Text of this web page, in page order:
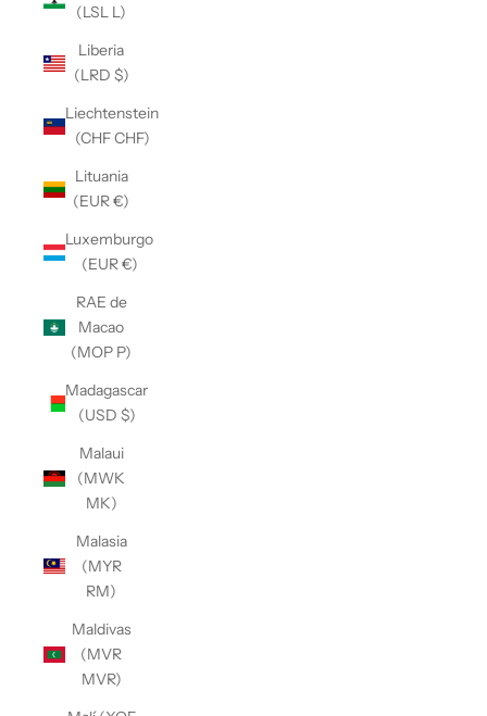
(LSL L)
Liberia
(LRD $)
Liechtenstein
(CHF CHF)
Lituania
(EUR €)
Luxemburgo
(EUR €)
RAE de
Macao
(MOP P)
Madagascar
(USD $)
Malaui
(MWK
MK)
Malasia
(MYR
RM)
Maldivas
(MVR
MVR)